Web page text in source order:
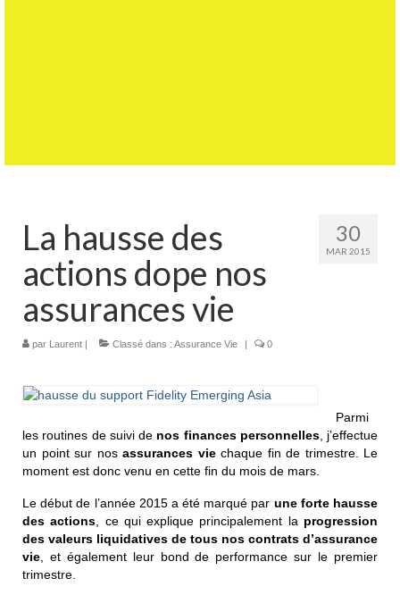
30
MAR 2015
La hausse des
actions dope nos
assurances vie
par Laurent | Classé dans : Assurance Vie | 0
Parmi
les routines de suivi de nos finances personnelles, j’effectue
un point sur nos assurances viechaque fin de trimestre. Le
moment est donc venu en cette fin du mois de mars.
Le début de l’année 2015 a été marqué par une forte hausse
des actions , ce qui explique principalement la progression
des valeurs liquidatives de tous nos contrats d’assurance
vie , et également leur bond de performance sur le premier
trimestre.